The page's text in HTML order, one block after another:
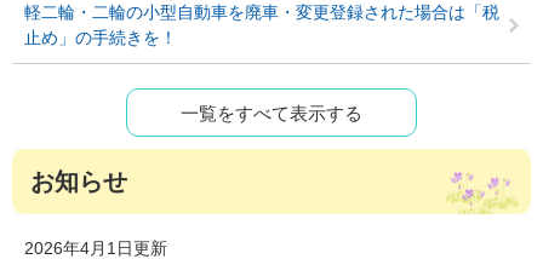
軽二輪・二輪の小型自動車を廃車・変更登録された場合は「税
止め」の手続きを！
一覧をすべて表示する
お知らせ
2026年4月1日更新